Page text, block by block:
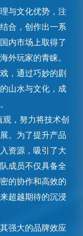
与文化优势，注
合，创作出一系
内市场上取得了
外玩家的青睐。
，通过巧妙的剧
山水与文化，成
观，努力将技术创
。为了提升产品
资源，吸引了大
成员不仅具备全
的协作和高效的
超越期待的沉浸
强大的品牌效应